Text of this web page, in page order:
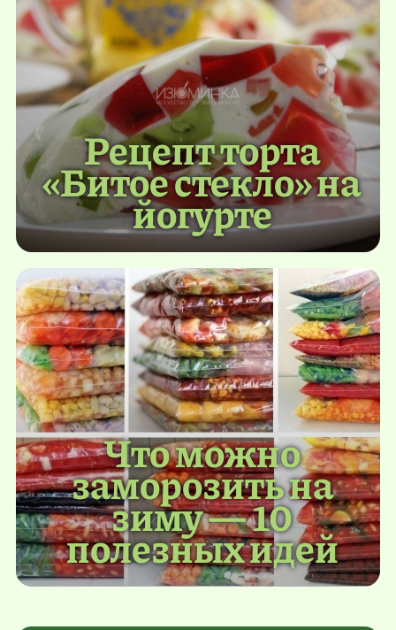
Рецепт торта
«Битое стекло» на
йогурте
Что можно
заморозить на
зиму — 10
полезных идей